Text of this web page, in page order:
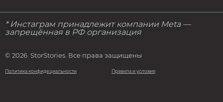
* Инстаграм принадлежит компании Meta —
запрещённая в РФ организация
© 2026. StorStories. Все права защищены
Политика конфидециальности Правила и условия